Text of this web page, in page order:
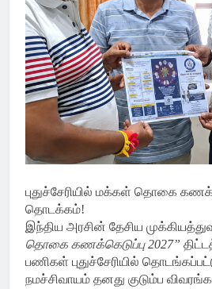
புதுச்சேரியில் மக்கள் தொகை
தொடக்கம்!
இந்திய அரசின் தேசிய
தொகை கணக்கெடுப்பு 2027”
பணிகள் புதுச்சேரியில்
நமச்சிவாயம் தனது குடும்ப